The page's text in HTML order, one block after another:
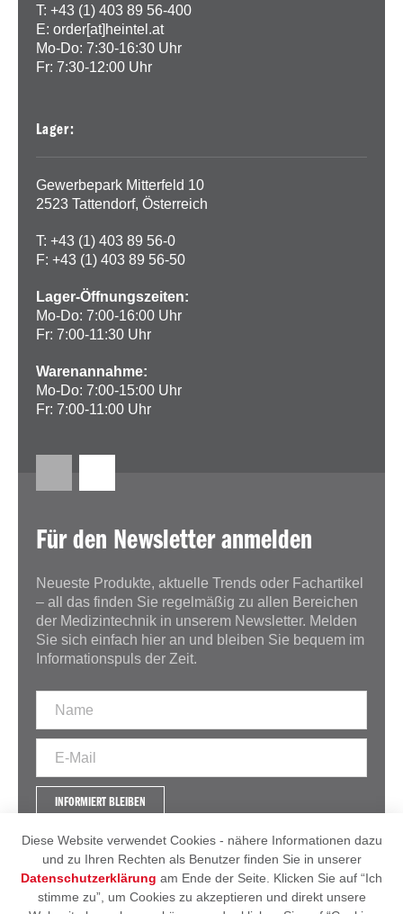
T: +43 (1) 403 89 56-400
E: order[at]heintel.at
Mo-Do: 7:30-16:30 Uhr
Fr: 7:30-12:00 Uhr
Lager:
Gewerbepark Mitterfeld 10
2523 Tattendorf, Österreich
T: +43 (1) 403 89 56-0
F: +43 (1) 403 89 56-50
Lager-Öffnungszeiten:
Mo-Do: 7:00-16:00 Uhr
Fr: 7:00-11:30 Uhr
Warenannahme:
Mo-Do: 7:00-15:00 Uhr
Fr: 7:00-11:00 Uhr
Für den Newsletter anmelden
Neueste Produkte, aktuelle Trends oder Fachartikel
– all das finden Sie regelmäßig zu allen Bereichen
der Medizintechnik in unserem Newsletter. Melden
Sie sich einfach hier an und bleiben Sie bequem im
Informationspuls der Zeit.
INFORMIERT BLEIBEN
IMPRESSUM
AGB
Diese Website verwendet Cookies - nähere Informationen dazu
und zu Ihren Rechten als Benutzer finden Sie in unserer
Datenschutzerklärung am Ende der Seite. Klicken Sie auf “Ich
stimme zu”, um Cookies zu akzeptieren und direkt unsere